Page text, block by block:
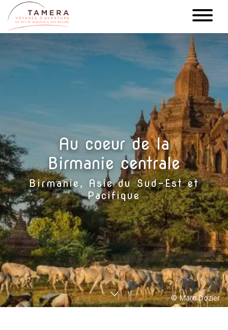
Aller
au
contenu
Au coeur de la
Birmanie centrale
Birmanie, Asie du Sud-Est et
Pacifique